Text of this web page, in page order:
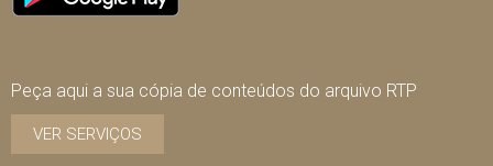
Peça aqui a sua cópia de conteúdos do arquivo RTP
VER SERVIÇOS